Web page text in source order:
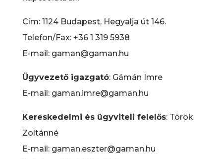
Cím: 1124 Budapest, Hegyalja út 146.
Telefon/Fax: +36 1 319 5938
E-mail: gaman@gaman.hu
Ügyvezető igazgató: Gámán Imre
E-mail: gaman.imre@gaman.hu
Kereskedelmi és ügyviteli felelős: Török
Zoltánné
E-mail: gaman.eszter@gaman.hu